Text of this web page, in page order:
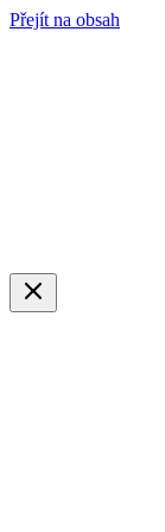
Přejít na obsah